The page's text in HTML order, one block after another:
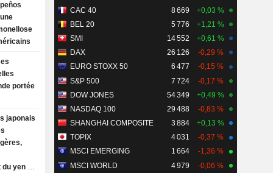
portée
japonais
yen et
CAC 40 8 669
+0,03 %
BEL 20
5 776
+1,21 %
SMI
14 552
+0,61 %
DAX
26 126
-0,29 %
EURO STOXX 50
6 477
-0,15 %
S&P 500
7 724
-0,17 %
DOW JONES
54 349
+0,49 %
NASDAQ 100
29 488
-0,83 %
SHANGHAI COMPOSITE
3 884
+0,13 %
TOPIX
4 031
-0,37 %
MSCI EMERGING
1 664
-1,36 %
MSCI WORLD
4 979 -0,06 %